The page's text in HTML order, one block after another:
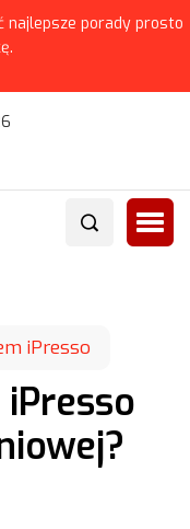
najlepsze porady prosto
iPresso